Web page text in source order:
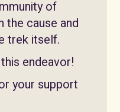
of
the cause and
trek itself.
endeavor!
your support